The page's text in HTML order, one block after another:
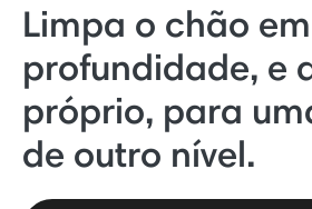
Limpa o chão em
profundidade, e
próprio, para
de outro nível.